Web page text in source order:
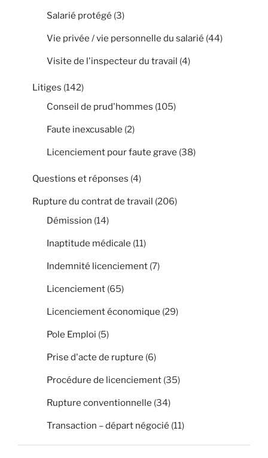
Salarié protégé (3)
Vie privée / vie personnelle du salarié (44)
Visite de l'inspecteur du travail (4)
Litiges (142)
Conseil de prud'hommes (105)
Faute inexcusable (2)
Licenciement pour faute grave (38)
Questions et réponses (4)
Rupture du contrat de travail (206)
Démission (14)
Inaptitude médicale (11)
Indemnité licenciement (7)
Licenciement (65)
Licenciement économique (29)
Pole Emploi (5)
Prise d'acte de rupture (6)
Procédure de licenciement (35)
Rupture conventionnelle (34)
Transaction – départ négocié (11)